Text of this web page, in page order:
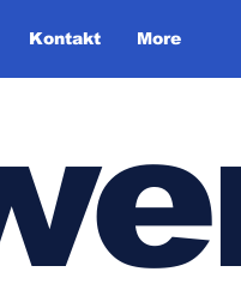
Kontakt More